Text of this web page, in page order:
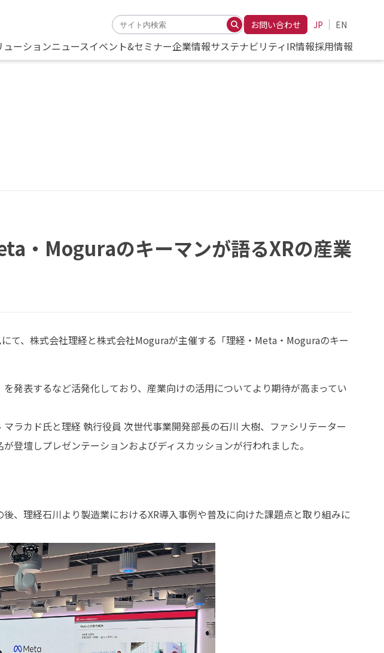
お問い合わせ JP EN
ューションニュースイベント&セミナー企業情報サステナビリティIR情報採用情報
・Moguraのキーマンが語るXRの産業
て、株式会社理経と株式会社Moguraが主催する「理経・Meta・Moguraのキー
発表するなど活発化しており、産業向けの活用についてより期待が高まってい
ラカド氏と理経 執行役員 次世代事業開発部長の石川 大樹、ファシリテーター
登壇しプレゼンテーションおよびディスカッションが行われました。
、理経石川より製造業におけるXR導入事例や普及に向けた課題点と取り組みに